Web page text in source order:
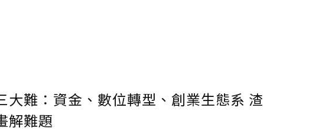
難：資金、數位轉型、創業生態系 渣
解難題